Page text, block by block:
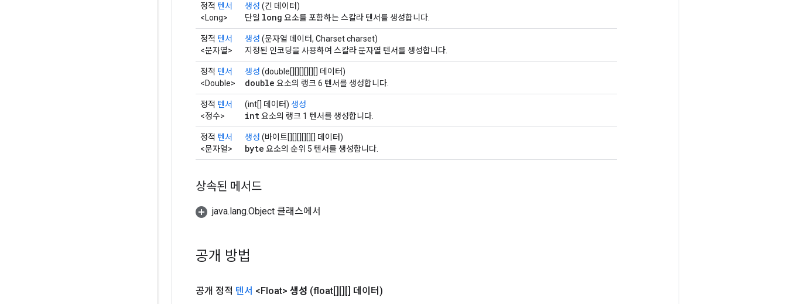
정적 텐서
<Long>
생성 (긴 데이터)
단일 long 요소를 포함하는 스칼라 텐서를 생성합니다.
정적 텐서
<문자열>
생성 (문자열 데이터, Charset charset)
지정된 인코딩을 사용하여 스칼라 문자열 텐서를 생성합니다.
정적 텐서
<Double>
생성 (double[][][][][][] 데이터)
double 요소의 랭크 6 텐서를 생성합니다.
정적 텐서
<정수>
(int[] 데이터) 생성
int요소의 랭크 1 텐서를 생성합니다.
정적 텐서
<문자열>
생성 (바이트[][][][][][] 데이터)
byte 요소의 순위 5 텐서를 생성합니다.
상속된 메서드
java.lang.Object 클래스에서
공개 방법
공개 정적 텐서 <Float> 생성 (float[][][] 데이터)